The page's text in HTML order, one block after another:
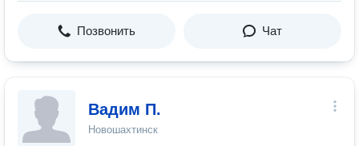
Позвонить Чат
Вадим П.
Новошахтинск